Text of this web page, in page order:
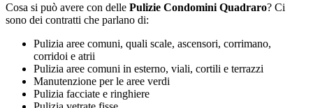
Cosa si può avere con delle Pulizie Condomini Quadraro? Ci
sono dei contratti che parlano di:
Pulizia aree comuni, quali scale, ascensori, corrimano,
corridoi e atrii
Pulizia aree comuni in esterno, viali, cortili e terrazzi
Manutenzione per le aree verdi
Pulizia facciate e ringhiere